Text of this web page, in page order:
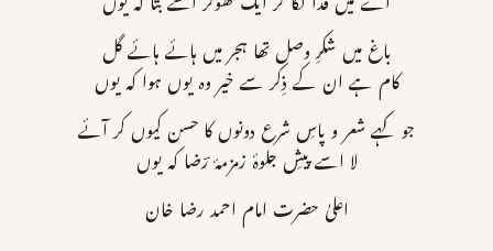
باغ میں شکرِ وصل تھا ہجر میں ہائے ہائے گل
کام ہے ان کے ذِکر سے خیر وہ یوں ہوا کہ یوں
جو کہے شعر و پاسِ شرع دونوں کا حسن کیوں کر آئے
لا اسے پیشِ جلوۂ زمزمۂ رؔضا کہ یوں
اعلیٰ حضرت امام احمد رضا خان